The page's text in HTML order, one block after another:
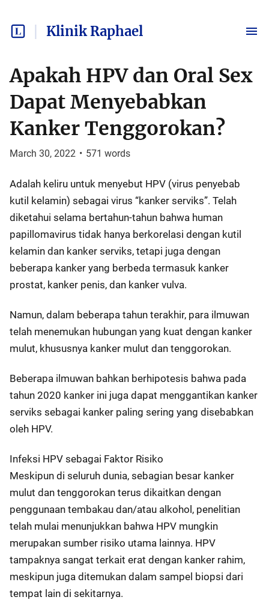
Klinik Raphael
Apakah HPV dan Oral Sex
Dapat Menyebabkan
Kanker Tenggorokan?
March 30, 2022 • 571 words
Adalah keliru untuk menyebut HPV (virus penyebab
kutil kelamin) sebagai virus “kanker serviks”. Telah
diketahui selama bertahun-tahun bahwa human
papillomavirus tidak hanya berkorelasi dengan kutil
kelamin dan kanker serviks, tetapi juga dengan
beberapa kanker yang berbeda termasuk kanker
prostat, kanker penis, dan kanker vulva.
Namun, dalam beberapa tahun terakhir, para ilmuwan
telah menemukan hubungan yang kuat dengan kanker
mulut, khususnya kanker mulut dan tenggorokan.
Beberapa ilmuwan bahkan berhipotesis bahwa pada
tahun 2020 kanker ini juga dapat menggantikan kanker
serviks sebagai kanker paling sering yang disebabkan
oleh HPV.
Infeksi HPV sebagai Faktor Risiko
Meskipun di seluruh dunia, sebagian besar kanker
mulut dan tenggorokan terus dikaitkan dengan
penggunaan tembakau dan/atau alkohol, penelitian
telah mulai menunjukkan bahwa HPV mungkin
merupakan sumber risiko utama lainnya. HPV
tampaknya sangat terkait erat dengan kanker rahim,
meskipun juga ditemukan dalam sampel biopsi dari
tempat lain di sekitarnya.